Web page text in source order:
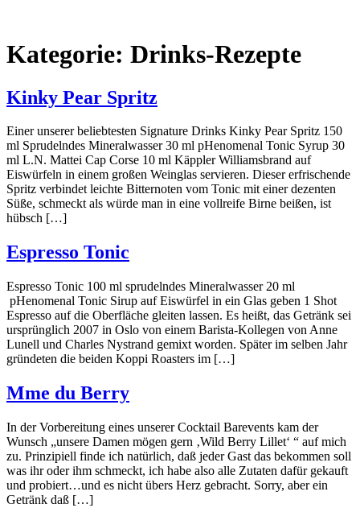
Kategorie: Drinks-Rezepte
Kinky Pear Spritz
Einer unserer beliebtesten Signature Drinks Kinky Pear Spritz 150
ml Sprudelndes Mineralwasser 30 ml pHenomenal Tonic Syrup 30
ml L.N. Mattei Cap Corse 10 ml Käppler Williamsbrand auf
Eiswürfeln in einem großen Weinglas servieren. Dieser erfrischende
Spritz verbindet leichte Bitternoten vom Tonic mit einer dezenten
Süße, schmeckt als würde man in eine vollreife Birne beißen, ist
hübsch […]
Espresso Tonic
Espresso Tonic 100 ml sprudelndes Mineralwasser 20 ml
pHenomenal Tonic Sirup auf Eiswürfel in ein Glas geben 1 Shot
Espresso auf die Oberfläche gleiten lassen. Es heißt, das Getränk sei
ursprünglich 2007 in Oslo von einem Barista-Kollegen von Anne
Lunell und Charles Nystrand gemixt worden. Später im selben Jahr
gründeten die beiden Koppi Roasters im […]
Mme du Berry
In der Vorbereitung eines unserer Cocktail Barevents kam der
Wunsch „unsere Damen mögen gern ‚Wild Berry Lillet‘ “ auf mich
zu. Prinzipiell finde ich natürlich, daß jeder Gast das bekommen soll
was ihr oder ihm schmeckt, ich habe also alle Zutaten dafür gekauft
und probiert…und es nicht übers Herz gebracht. Sorry, aber ein
Getränk daß […]